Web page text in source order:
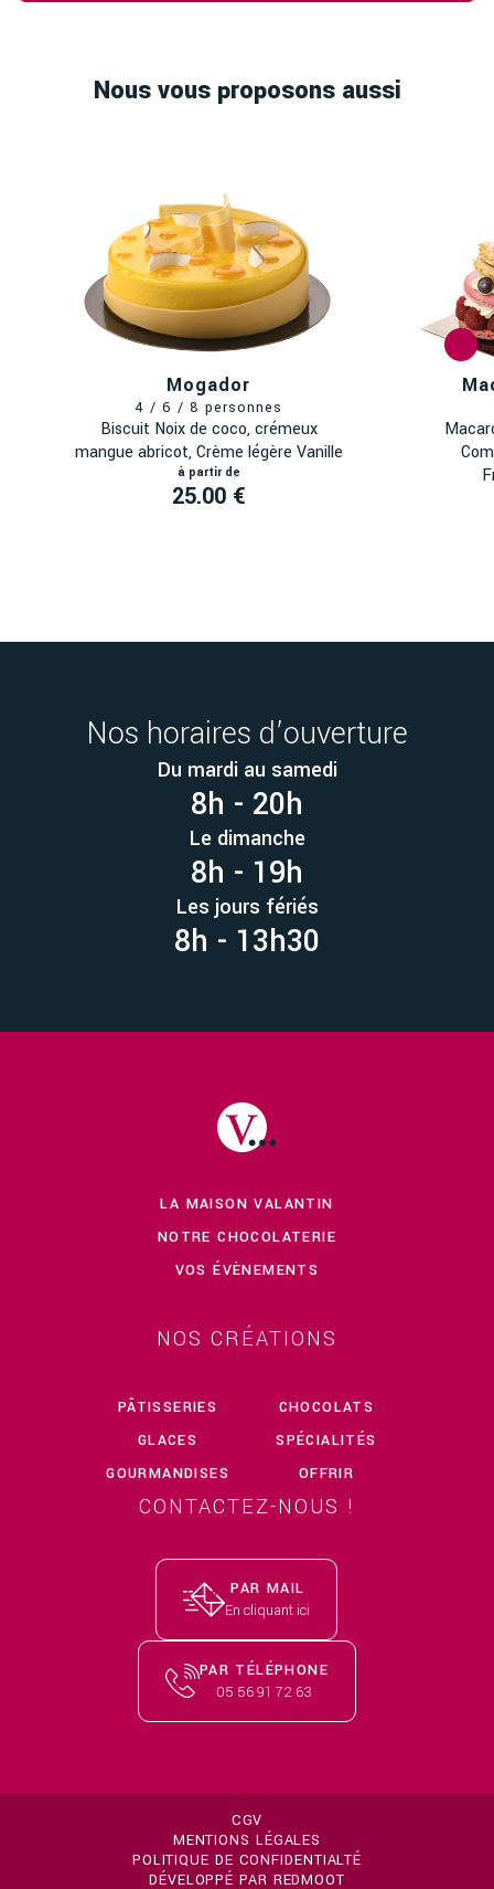
Nous vous proposons aussi
Mogador
Biscuit Noix de coco, crémeux
mangue abricot, Crème légère Vanille
25.00 €
Nos horaires d’ouverture
Du mardi au samedi
8h - 20h
Le dimanche
8h - 19h
Les jours fériés
8h - 13h30
LA MAISON VALANTIN
NOTRE CHOCOLATERIE
VOS ÉVÈNEMENTS
NOS CRÉATIONS
PÂTISSERIES
CHOCOLATS
GLACES
SPÉCIALITÉS
GOURMANDISES
OFFRIR
CONTACTEZ-NOUS !
PAR MAIL
PAR TÉLÉPHONE
CGV
MENTIONS LÉGALES
POLITIQUE DE CONFIDENTIALTÉ
DÉVELOPPÉ PAR REDMOOT